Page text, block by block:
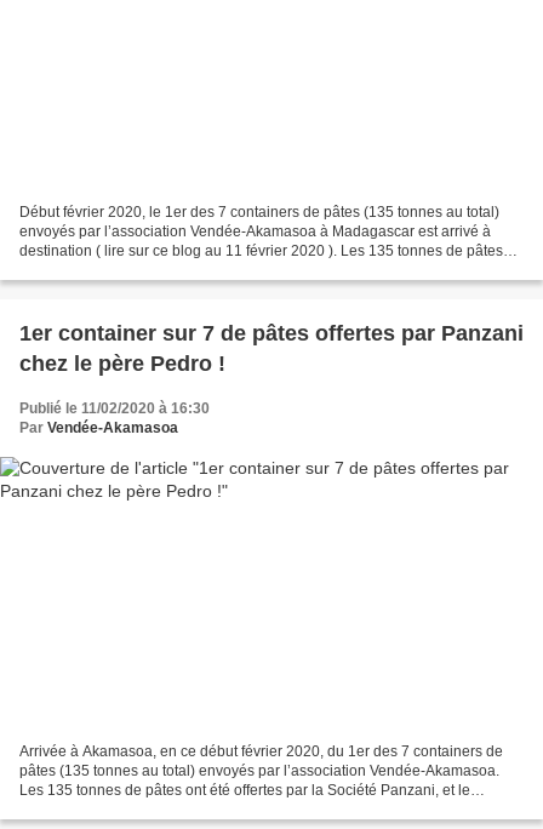
Début février 2020, le 1er des 7 containers de pâtes (135 tonnes au total)
envoyés par l’association Vendée-Akamasoa à Madagascar est arrivé à
destination ( lire sur ce blog au 11 février 2020 ). Les 135 tonnes de pâtes
1er container sur 7 de pâtes offertes par Panzani
chez le père Pedro !
Publié le 11/02/2020 à 16:30
Par Vendée-Akamasoa
Arrivée à Akamasoa, en ce début février 2020, du 1er des 7 containers de
pâtes (135 tonnes au total) envoyés par l’association Vendée-Akamasoa.
Les 135 tonnes de pâtes ont été offertes par la Société Panzani, et le